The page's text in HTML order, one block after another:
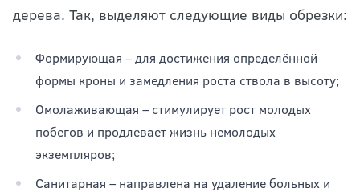
дерева. Так, выделяют следующие виды обрезки:
Формирующая – для достижения определённой
формы кроны и замедления роста ствола в высоту;
Омолаживающая – стимулирует рост молодых
побегов и продлевает жизнь немолодых
экземпляров;
Санитарная – направлена на удаление больных и